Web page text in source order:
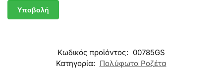
Κωδικός προϊόντος: 00785GS
Κατηγορία: Πολύφωτα Ροζέτα